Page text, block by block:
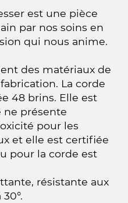
est une pièce
par nos soins en
qui nous anime.
des matériaux de
La corde
48 brins. Elle est
ne présente
pour les
et elle est certifiée
pour la corde est
résistante aux